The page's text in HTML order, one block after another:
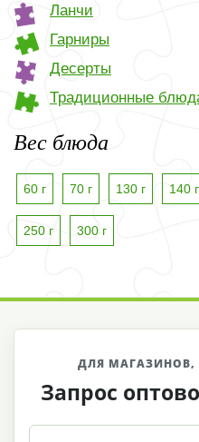
Ланчи
Гарниры
Десерты
Традиционные
Вес блюда
60 г 70 г 130 г 140 г
250 г 300 г
ДЛЯ МАГАЗИНОВ,
Запрос